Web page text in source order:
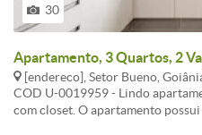
30
Apartamento, 3 Quartos, 2
[endereco], Setor Bueno,
COD U-0019959 - Lindo
com closet. O apartamento